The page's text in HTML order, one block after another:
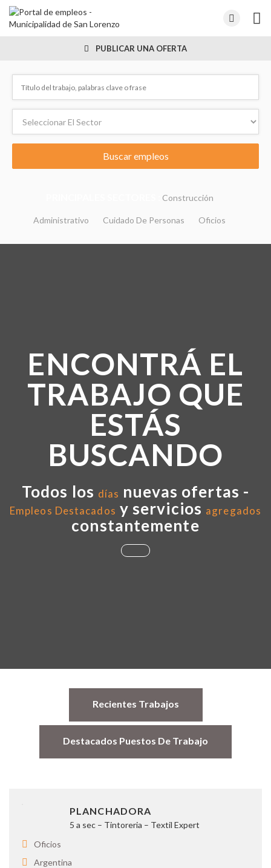
PUBLICAR UNA OFERTA
Construcción
Administrativo Cuidado De Personas Oficios
ENCONTRÁ EL
TRABAJO QUE
ESTÁS
BUSCANDO
Todos los días nuevas ofertas -
Empleos Destacados y servicios agregados
constantemente
Recientes Trabajos
Destacados Puestos De Trabajo
PLANCHADORA
5 a sec – Tintoreria – Textil Expert
Oficios
Argentina